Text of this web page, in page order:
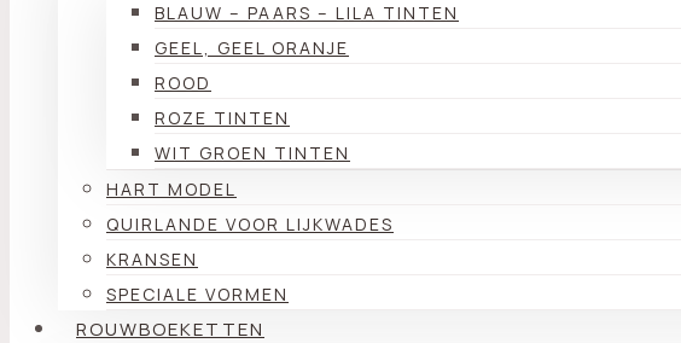
BLAUW – PAARS – LILA TINTEN
GEEL, GEEL ORANJE
ROOD
ROZE TINTEN
WIT GROEN TINTEN
HART MODEL
QUIRLANDE VOOR LIJKWADES
KRANSEN
SPECIALE VORMEN
ROUWBOEKETTEN